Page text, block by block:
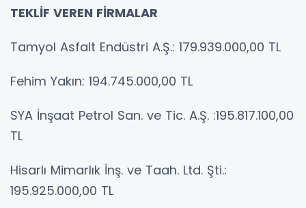
TEKLİF VEREN FİRMALAR
Tamyol Asfalt Endüstri A.Ş.: 179.939.000,00 TL
Fehim Yakın: 194.745.000,00 TL
SYA İnşaat Petrol San. ve Tic. A.Ş. :195.817.100,00
TL
Hisarlı Mimarlık İnş. ve Taah. Ltd. Şti.:
195.925.000,00 TL